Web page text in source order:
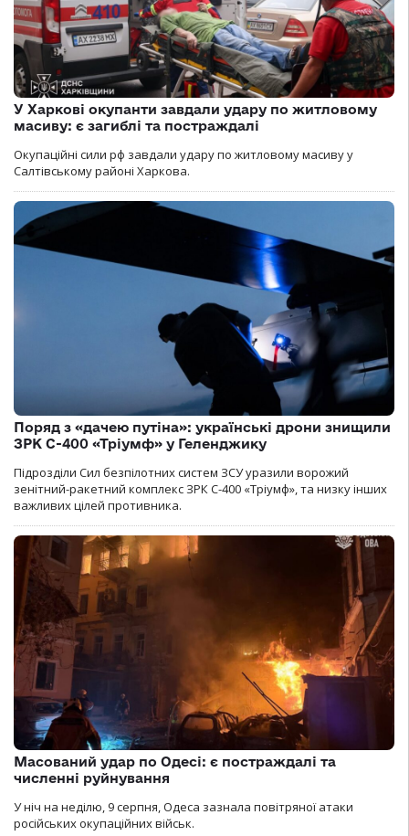
У Харкові окупанти завдали удару по житловому
масиву: є загиблі та постраждалі
Окупаційні сили рф завдали удару по житловому масиву у
Салтівському районі Харкова.
Поряд з «дачею путіна»: українські дрони знищили
ЗРК С-400 «Тріумф» у Геленджику
Підрозділи Сил безпілотних систем ЗСУ уразили ворожий
зенітний-ракетний комплекс ЗРК С-400 «Тріумф», та низку інших
важливих цілей противника.
Масований удар по Одесі: є постраждалі та
численні руйнування
У ніч на неділю, 9 серпня, Одеса зазнала повітряної атаки
російських окупаційних військ.